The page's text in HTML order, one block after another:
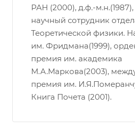
РАН (2000), д.ф.-
научный сотрудник
Теоретической физики.
им. Фридмана(1999),
премия им. академика
М.А.Маркова(2003),
премия им.
Книга Почета (2001).